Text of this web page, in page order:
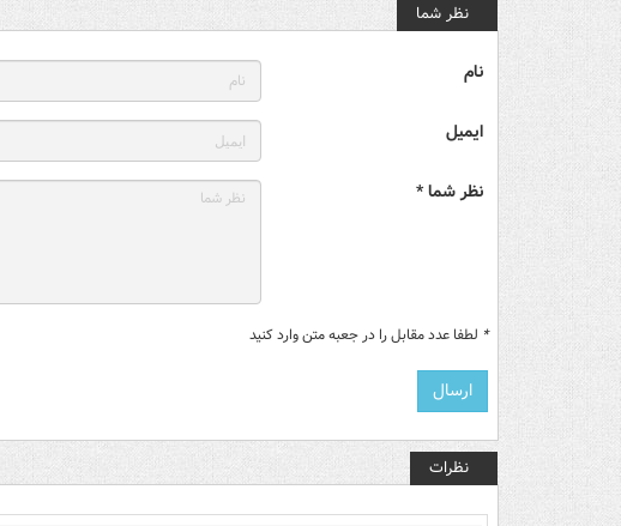
نظر شما
نام
ایمیل
نظر شما *
* لطفا عدد مقابل را در جعبه متن وارد کنید
نظرات